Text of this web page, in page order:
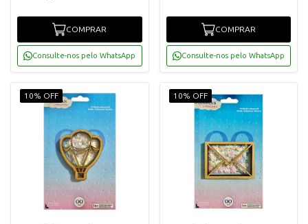
COMPRAR
Consulte-nos pelo WhatsApp
COMPRAR
Consulte-nos pelo WhatsApp
10% OFF 10% OFF